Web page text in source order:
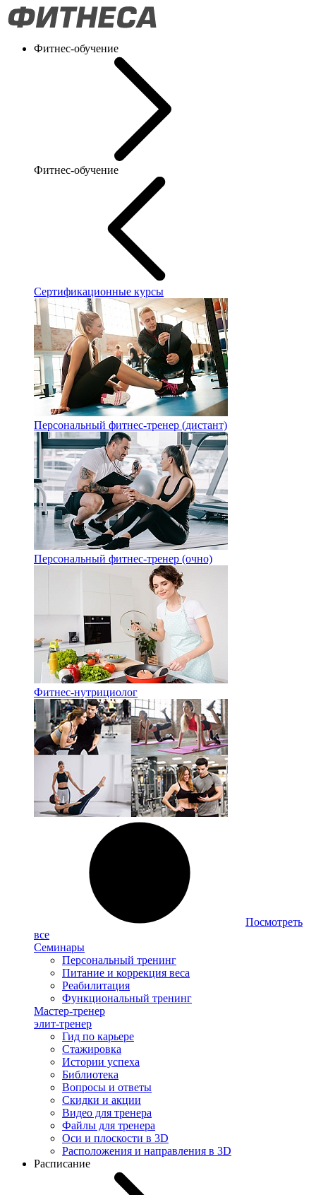
Фитнес-обучение
Фитнес-обучение
Сертификационные курсы
Персональный фитнес-тренер (дистант)
Персональный фитнес-тренер (очно)
Фитнес-нутрициолог
Посмотреть
все
Семинары
Персональный тренинг
Питание и коррекция веса
Реабилитация
Функциональный тренинг
Мастер-тренер
элит-тренер
Гид по карьере
Стажировка
Истории успеха
Библиотека
Вопросы и ответы
Скидки и акции
Видео для тренера
Файлы для тренера
Оси и плоскости в 3D
Расположения и направления в 3D
Расписание